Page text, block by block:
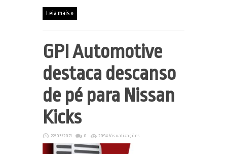
Leia mais »
GPI Automotive
destaca descanso
de pé para Nissan
Kicks
22/03/2021 0 2094 Visualizações